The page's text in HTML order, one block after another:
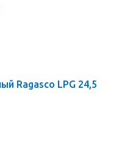
Ragasco LPG 24,5